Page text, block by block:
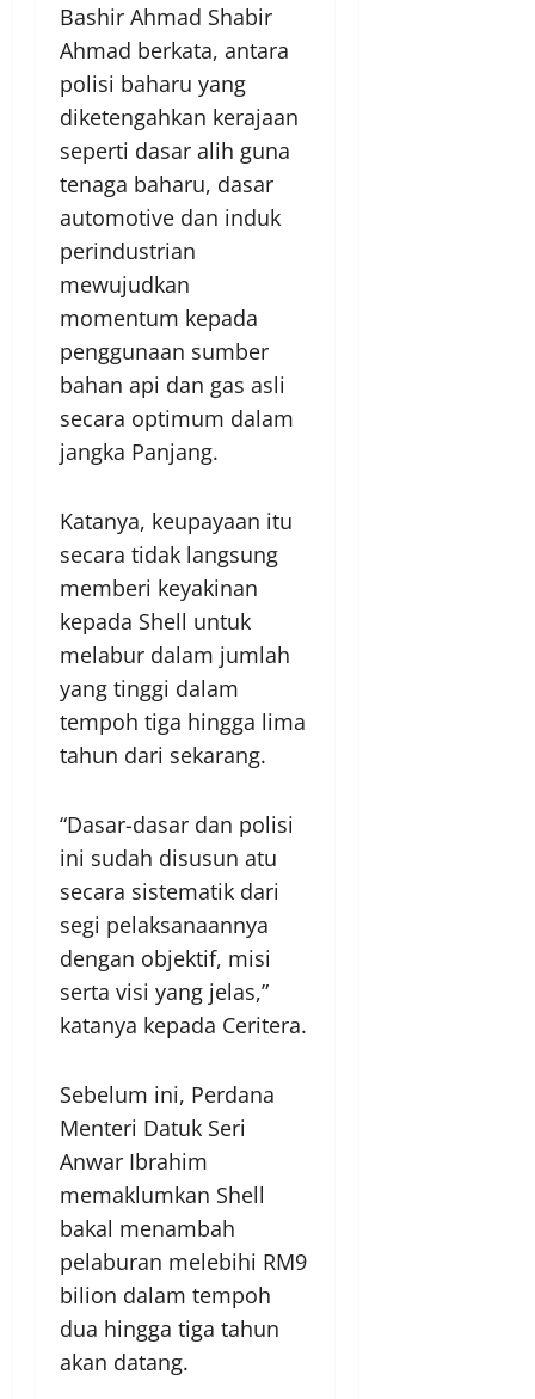
Bashir Ahmad Shabir
Ahmad berkata, antara
polisi baharu yang
diketengahkan kerajaan
seperti dasar alih guna
tenaga baharu, dasar
automotive dan induk
perindustrian
mewujudkan
momentum kepada
penggunaan sumber
bahan api dan gas asli
secara optimum dalam
jangka Panjang.
Katanya, keupayaan itu
secara tidak langsung
memberi keyakinan
kepada Shell untuk
melabur dalam jumlah
yang tinggi dalam
tempoh tiga hingga lima
tahun dari sekarang.
“Dasar-dasar dan polisi
ini sudah disusun atu
secara sistematik dari
segi pelaksanaannya
dengan objektif, misi
serta visi yang jelas,”
katanya kepada Ceritera.
Sebelum ini, Perdana
Menteri Datuk Seri
Anwar Ibrahim
memaklumkan Shell
bakal menambah
pelaburan melebihi RM9
bilion dalam tempoh
dua hingga tiga tahun
akan datang.